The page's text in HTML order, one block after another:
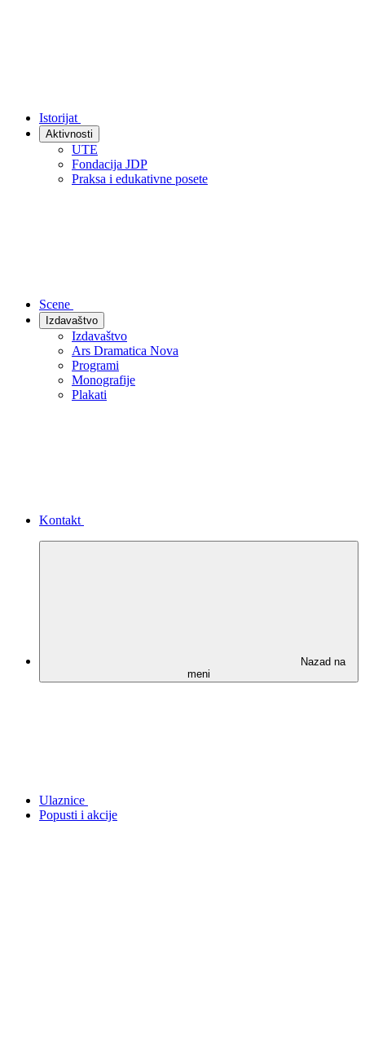
Istorijat
Aktivnosti
UTE
Fondacija JDP
Praksa i edukativne posete
Scene
Izdavaštvo
Izdavaštvo
Ars Dramatica Nova
Programi
Monografije
Plakati
Kontakt
Nazad na
meni
Ulaznice
Popusti i akcije